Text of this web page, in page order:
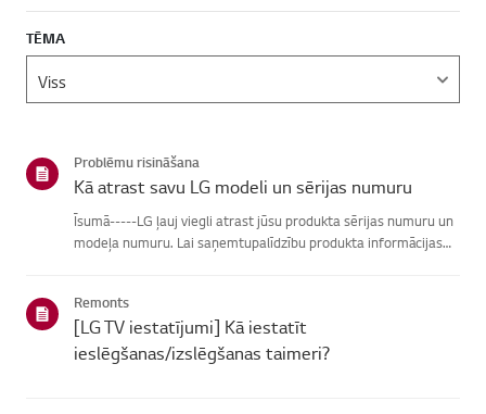
TĒMA
Problēmu risināšana
Kā atrast savu LG modeli un sērijas numuru
Īsumā-----LG ļauj viegli atrast jūsu produkta sērijas numuru un
modeļa numuru. Lai saņemtupalīdzību produkta informācijas
Remonts
[LG TV iestatījumi] Kā iestatīt
ieslēgšanas/izslēgšanas taimeri?